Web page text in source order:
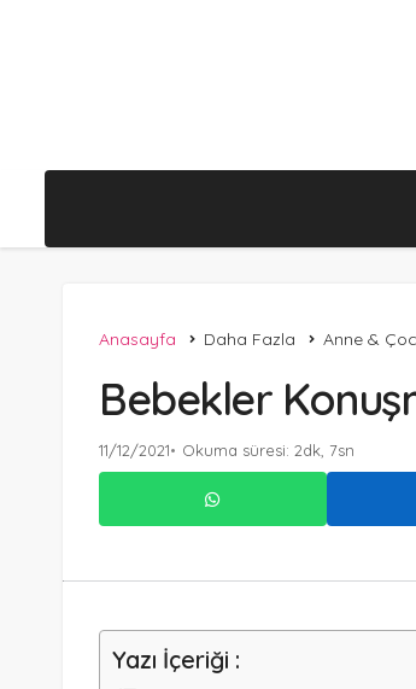
Anasayfa Daha Fazla Anne &
Bebekler
11/12/2021 Okuma süresi: 2dk, 7sn
Yazı İçeriği :